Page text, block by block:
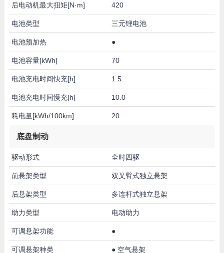
后电动机最大扭矩[N·m] 420
电池类型 三元锂电池
电池预加热 ●
电池容量[kWh] 70
电池充电时间快充[h] 1.5
电池充电时间慢充[h] 10.0
耗电量[kWh/100km] 20
底盘制动
驱动形式 全时四驱
前悬架类型 双叉臂式独立悬架
后悬架类型 多连杆式独立悬架
助力类型 电动助力
可调悬架功能 ●
可调悬架种类 ● 空气悬架